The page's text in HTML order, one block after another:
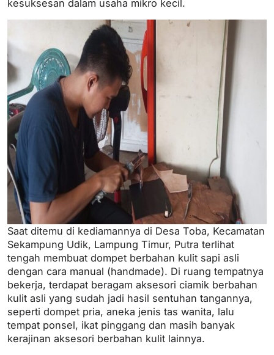
kesuksesan dalam usaha mikro kecil.
Saat ditemu di kediamannya di Desa Toba, Kecamatan
Sekampung Udik, Lampung Timur, Putra terlihat
tengah membuat dompet berbahan kulit sapi asli
dengan cara manual (handmade). Di ruang tempatnya
bekerja, terdapat beragam aksesori ciamik berbahan
kulit asli yang sudah jadi hasil sentuhan tangannya,
seperti dompet pria, aneka jenis tas wanita, lalu
tempat ponsel, ikat pinggang dan masih banyak
kerajinan aksesori berbahan kulit lainnya.